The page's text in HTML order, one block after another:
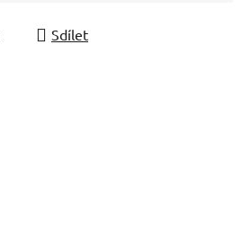
Sdílet